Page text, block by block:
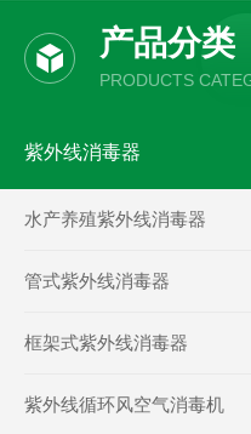
产品分类
PRODUCTS
紫外线消毒器
水产养殖紫外线消毒器
管式紫外线消毒器
框架式紫外线消毒器
紫外线循环风空气消毒机